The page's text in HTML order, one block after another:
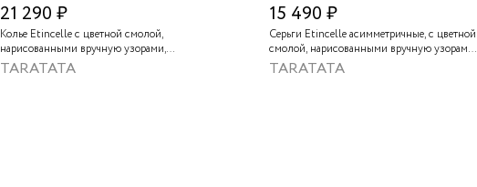
21 290 ₽
Колье Etincelle с цветной смолой,
нарисованными вручную узорами,
слюдяным порошком, золотой краской,
стеклянными бусинам и тонированным
TARATATA
15 490 ₽
Серьги Etincelle асимметричные, с цветной
смолой, нарисованными вручную узорами,
слюдяным порошком, стеклянной бусиной,
тонированным гематитом и золотой
TARATATA